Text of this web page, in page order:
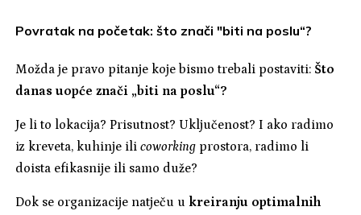
Povratak na početak: što znači "biti na poslu“?
Možda je pravo pitanje koje bismo trebali postaviti: Što
danas uopće znači „biti na poslu“?
Je li to lokacija? Prisutnost? Uključenost? I ako radimo
iz kreveta, kuhinje ilicoworking prostora, radimo li
doista efikasnije ili samo duže?
Dok se organizacije natječu u kreiranju optimalnih